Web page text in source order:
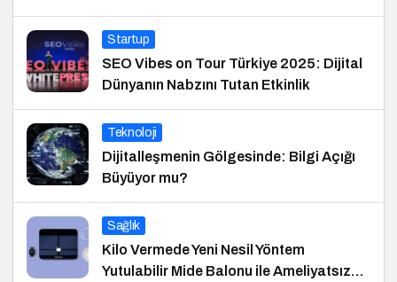
Startup
SEO Vibes on Tour Türkiye 2025: Dijital
Dünyanın Nabzını Tutan Etkinlik
Teknoloji
Dijitalleşmenin Gölgesinde: Bilgi Açığı
Büyüyor mu?
Sağlık
Kilo Vermede Yeni Nesil Yöntem
Yutulabilir Mide Balonu ile Ameliyatsız